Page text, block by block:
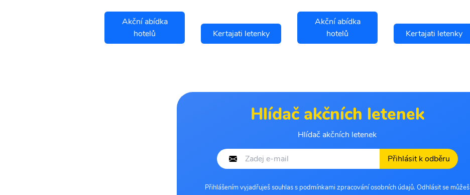
Akční abídka
hotelů
Kertajati letenky
Akční abídka
hotelů
Kertajati letenky
Hlídač akčních letenek
Hlídač akčních letenek
Přihlásit k odběru
Přihlášením vyjadřuješ souhlas s podmínkami zpracování osobních údajů. Odhlásit se můžeš